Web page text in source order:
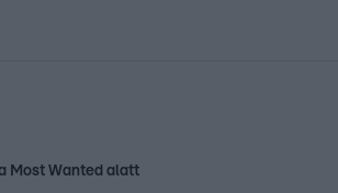
Most Wanted alatt